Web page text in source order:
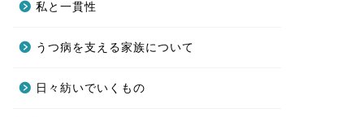
私と一貫性
うつ病を支える家族について
日々紡いでいくもの